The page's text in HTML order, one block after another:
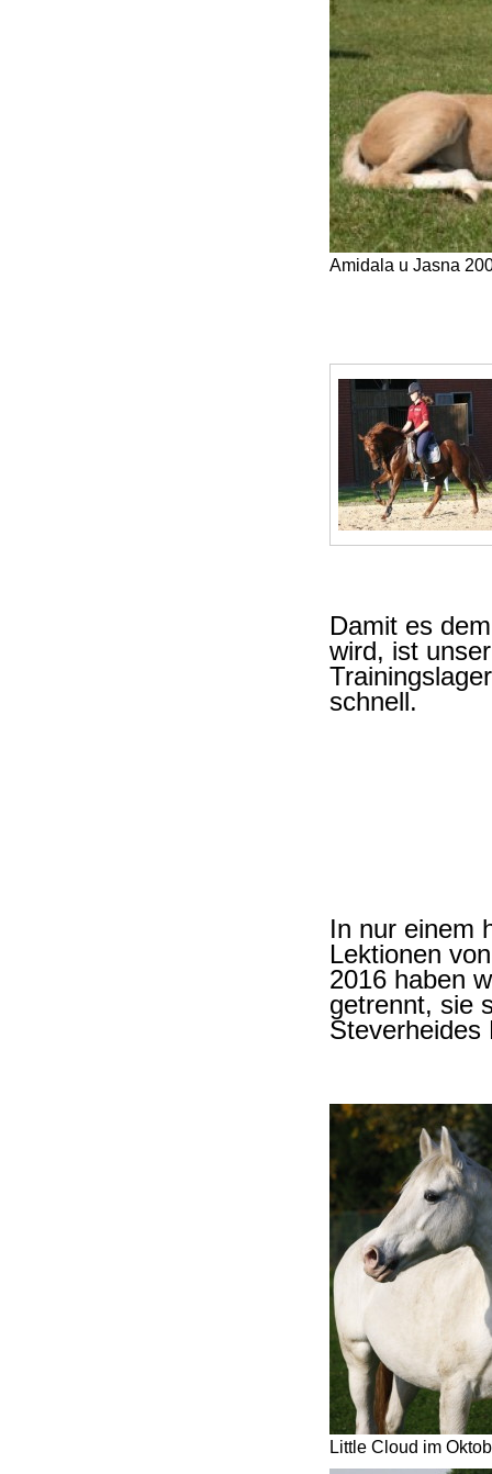
Amidala u Jasna
Damit es
wird, ist
schnell.
In nur einem
Lektionen
2016 haben
getrennt, sie
Steverheides
Little Cloud im